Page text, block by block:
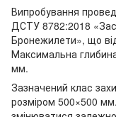
Випробування
ДСТУ 8782:2018
Бронежилети», що
Максимальна
мм.
Зазначений клас
розміром 500×500